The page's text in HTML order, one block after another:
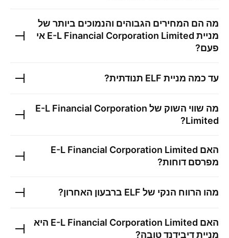
מה הם המחירים הגבוהים והנמוכים ביותר של
מניית E-L Financial Corporation Limited אי
פעם?
עד כמה מניית ELF תנודתית?
מה שווי השוק של E-L Financial Corporation
Limited
?
האם E-L Financial Corporation Limited
מפרסם דוחות?
מהו הרווח הנקי של ELF ברבעון האחרון?
האם E-L Financial Corporation Limited היא
מניית דיבידנד טובה?